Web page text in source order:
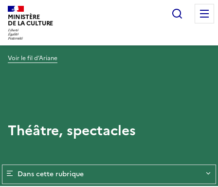
MINISTÈRE
DE LA CULTURE
Voir le fil d’Ariane
Théâtre, spectacles
Dans cette rubrique